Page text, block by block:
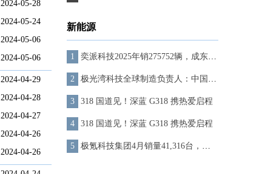
2024-05-28
2024-05-24
2024-05-06
2024-05-06
2024-04-29
2024-04-28
2024-04-27
2024-04-26
2024-04-26
新能源
奕派科技2025年销275752辆，成东风新能源核心增长极
极光湾科技全球制造负责人：中国汽车制造实现跨越式发展
318 国道见！深蓝 G318 携热爱启程
318 国道见！深蓝 G318 携热爱启程
极氪科技集团4月销量41,316台，同比增长18.7%